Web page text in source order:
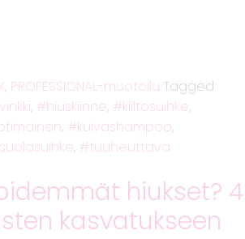
, PROFESSIONAL-muotoilu Tagged
, hiuskiinne, kiiltosuihke,
, kuivashampoo,
suolasuihke, tuuheuttava
hiukset? 4
kasvatukseen